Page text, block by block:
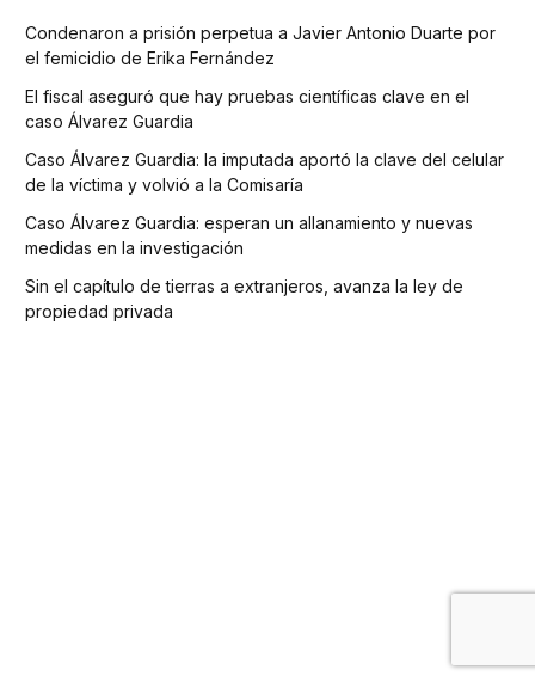
Condenaron a prisión perpetua a Javier Antonio Duarte por
el femicidio de Erika Fernández
El fiscal aseguró que hay pruebas científicas clave en el
caso Álvarez Guardia
Caso Álvarez Guardia: la imputada aportó la clave del celular
de la víctima y volvió a la Comisaría
Caso Álvarez Guardia: esperan un allanamiento y nuevas
medidas en la investigación
Sin el capítulo de tierras a extranjeros, avanza la ley de
propiedad privada